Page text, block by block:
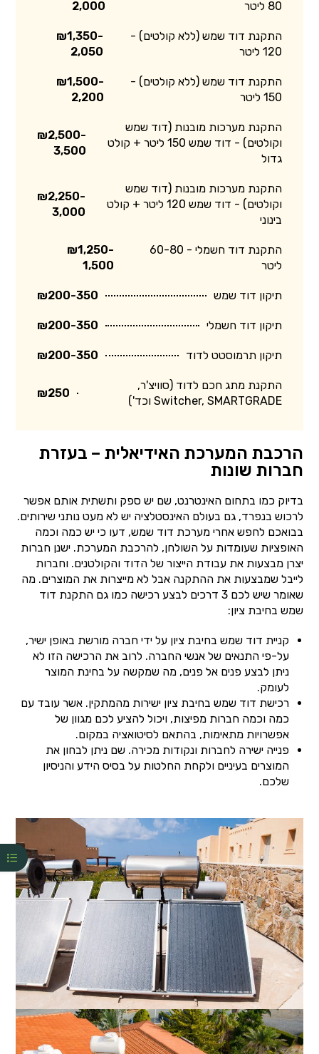
80 ליטר 2,000
התקנת דוד שמש (ללא קולטים) -
120 ליטר
₪1,350-
2,050
התקנת דוד שמש (ללא קולטים) -
150 ליטר
₪1,500-
2,200
התקנת מערכות מובנות (דוד שמש
וקולטים) - דוד שמש 150 ליטר + קולט
גדול
₪2,500-
3,500
התקנת מערכות מובנות (דוד שמש
וקולטים) - דוד שמש 120 ליטר + קולט
בינוני
₪2,250-
3,000
התקנת דוד חשמלי - 60-80
ליטר
₪1,250-
1,500
תיקון דוד שמש ₪200-350
תיקון דוד חשמלי ₪200-350
תיקון תרמוסטט לדוד ₪200-350
התקנת מתג חכם לדוד (סוויצ'ר,
Switcher, SMARTGRADE וכד')
₪250
הרכבת המערכת האידיאלית – בעזרת
חברות שונות
בדיוק כמו בתחום האינטרנט, שם יש ספק ותשתית אותם אפשר
לרכוש בנפרד, גם בעולם האינסטלציה יש לא מעט נותני שירותים.
בבואכם לחפש אחרי מערכת דוד שמש, דעו כי יש כמה וכמה
האופציות שעומדות על השולחן, להרכבת המערכת. ישנן חברות
יצרן מבצעות את עבודת הייצור של הדוד והקולטנים. וחברות
לייבל שמבצעות את ההתקנה אבל לא מייצרות את המוצרים. מה
שאומר שיש לכם 3 דרכים לבצע רכישה כמו גם התקנת דוד
שמש בחיבת ציון:
קניית דוד שמש בחיבת ציון על ידי חברה מורשת באופן ישיר,
על-פי התנאים של אנשי החברה. לרוב את הרכישה הזו לא
ניתן לבצע פנים אל פנים, מה שמקשה על בחינת המוצר
לעומק.
רכישת דוד שמש בחיבת ציון ישירות מהמתקין. אשר עובד עם
כמה וכמה חברות מפיצות, ויכול להציע לכם מגוון של
אפשרויות מתאימות, בהתאם לסיטואציה במקום.
פנייה ישירה לחברות ונקודות מכירה. שם ניתן לבחון את
המוצרים בעיניים ולקחת החלטות על בסיס הידע והניסיון
שלכם.